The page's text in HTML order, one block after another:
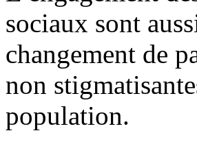
sociaux sont
changement de
non
population.